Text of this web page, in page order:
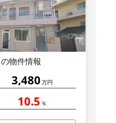
物件情報
3,480 万円
10.5 ％